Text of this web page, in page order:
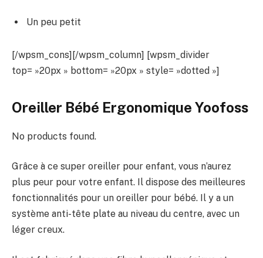
Un peu petit
[/wpsm_cons][/wpsm_column] [wpsm_divider
top= »20px » bottom= »20px » style= »dotted »]
Oreiller Bébé Ergonomique Yoofoss
No products found.
Grâce à ce super oreiller pour enfant, vous n’aurez
plus peur pour votre enfant. Il dispose des meilleures
fonctionnalités pour un oreiller pour bébé. Il y a un
système anti-tête plate au niveau du centre, avec un
léger creux.